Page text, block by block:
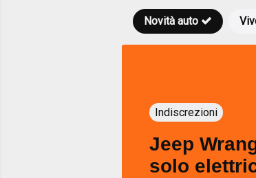
Novità auto
Indiscrezioni
Jeep
solo